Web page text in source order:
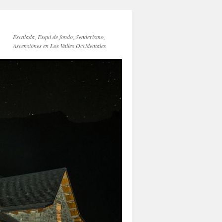
Escalada, Esqui de fondo, Senderismo,
Ascensiones en Los Valles Occidentales